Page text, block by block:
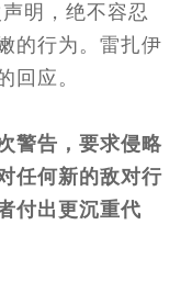
明，绝不容忍
的行为。雷扎伊
回应。
警告，要求侵略
任何新的敌对行
付出更沉重代